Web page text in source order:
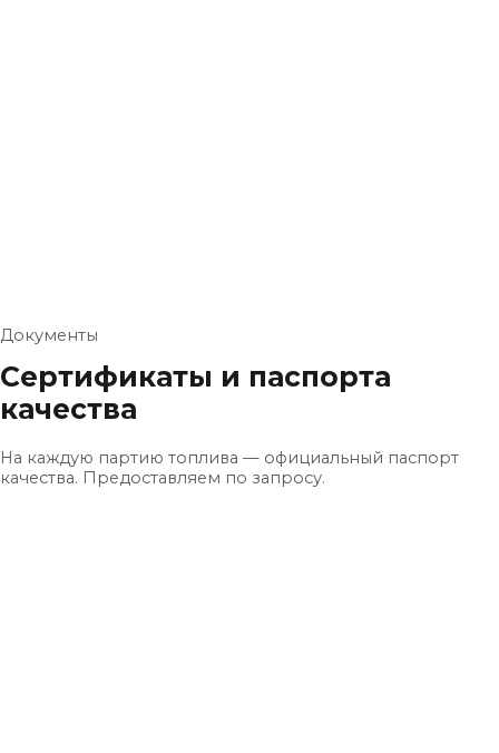
Документы
Сертификаты и паспорта
качества
На каждую партию топлива — официальный паспорт
качества. Предоставляем по запросу.